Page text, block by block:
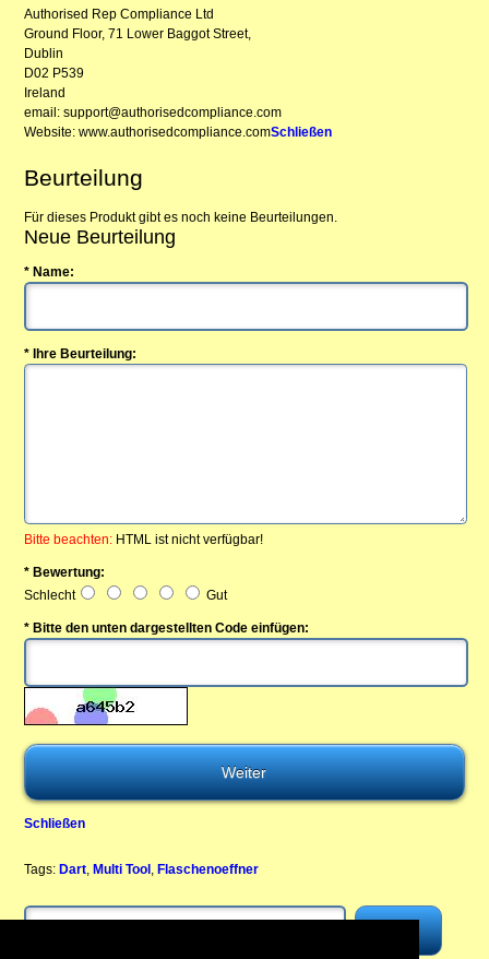
Authorised Rep Compliance Ltd
Ground Floor, 71 Lower Baggot Street,
Dublin
D02 P539
Ireland
email: support@authorisedcompliance.com
Website: www.authorisedcompliance.comSchließen
Beurteilung
Für dieses Produkt gibt es noch keine Beurteilungen.
Neue Beurteilung
* Name:
* Ihre Beurteilung:
Bitte beachten: HTML ist nicht verfügbar!
* Bewertung:
Schlecht
Gut
* Bitte den unten dargestellten Code einfügen:
Schließen
Tags: Dart ,Multi Tool ,Flaschenoeffner